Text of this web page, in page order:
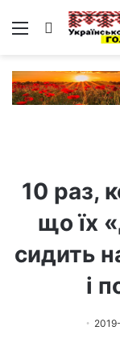
Меню Пошук
10 раз,
що їх
сидить
і